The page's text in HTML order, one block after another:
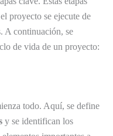
proyecto se ejecute de
A continuación, se
de vida de un proyecto:
todo. Aquí, se define
y se identifican los